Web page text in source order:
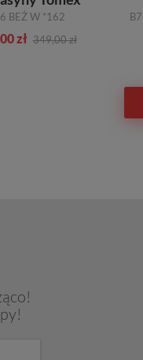
BEŻ W *162
zł 349,00 zł